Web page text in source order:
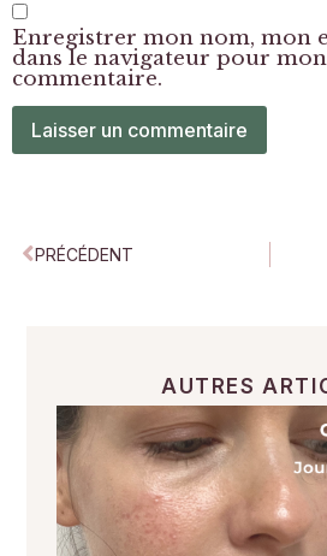
Enregistrer mon nom, mon
dans le navigateur pour
commentaire.
PRÉCÉDENT
AUTRES